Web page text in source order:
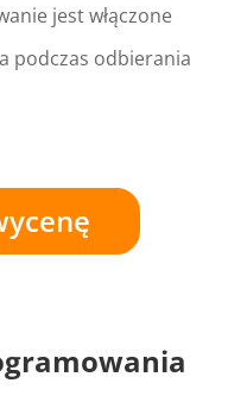
jest włączone
podczas odbierania